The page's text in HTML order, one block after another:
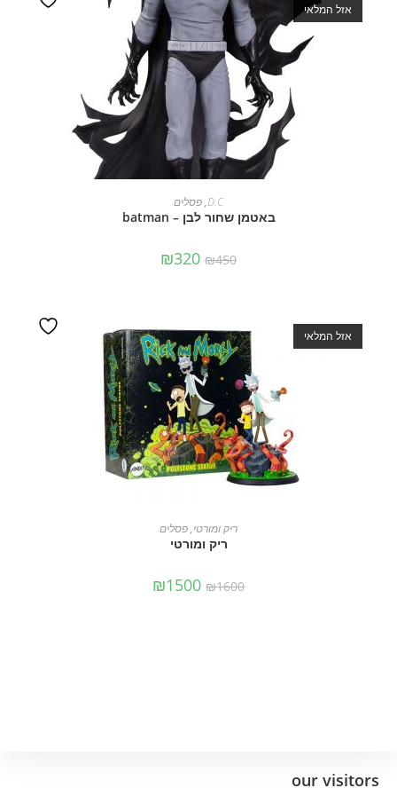
אזל המלאי
מידע נוסף
D.C
,פסלים
באטמן שחור לבן – batman
₪450
₪320
אזל המלאי
מידע נוסף
ריק ומורטי,פסלים
ריק ומורטי
₪1600
₪1500
our visitors